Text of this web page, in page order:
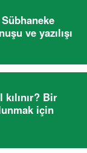
ve yazılışı
kılınır? Bir
için